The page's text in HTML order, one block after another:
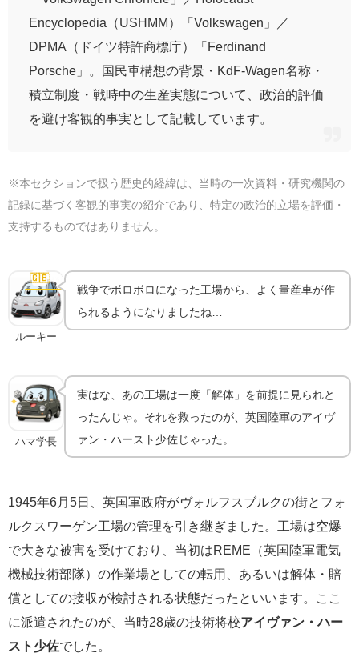
Encyclopedia（USHMM）「Volkswagen」／
DPMA（ドイツ特許商標庁）「Ferdinand
Porsche」。国民車構想の背景・KdF-Wagen名称・
積立制度・戦時中の生産実態について、政治的評価
を避け客観的事実として記載しています。
※本セクションで扱う歴史的経緯は、当時の一次資料・研究機関の
記録に基づく客観的事実の紹介であり、特定の政治的立場を評価・
支持するものではありません。
🇬🇧戦後の奇跡
ルーキー
戦争でボロボロになった工場から、よく量産車が作
られるようになりましたね…
ハマ学長
実はな、あの工場は一度「解体」を前提に見られと
ったんじゃ。それを救ったのが、英国陸軍のアイヴ
ァン・ハースト少佐じゃった。
1945年6月5日、英国軍政府がヴォルフスブルクの街とフォ
ルクスワーゲン工場の管理を引き継ぎました。工場は空爆
で大きな被害を受けており、当初はREME（英国陸軍電気
機械技術部隊）の作業場としての転用、あるいは解体・賠
償としての接収が検討される状態だったといいます。ここ
に派遣されたのが、当時28歳の技術将校アイヴァン・ハー
スト少佐でした。